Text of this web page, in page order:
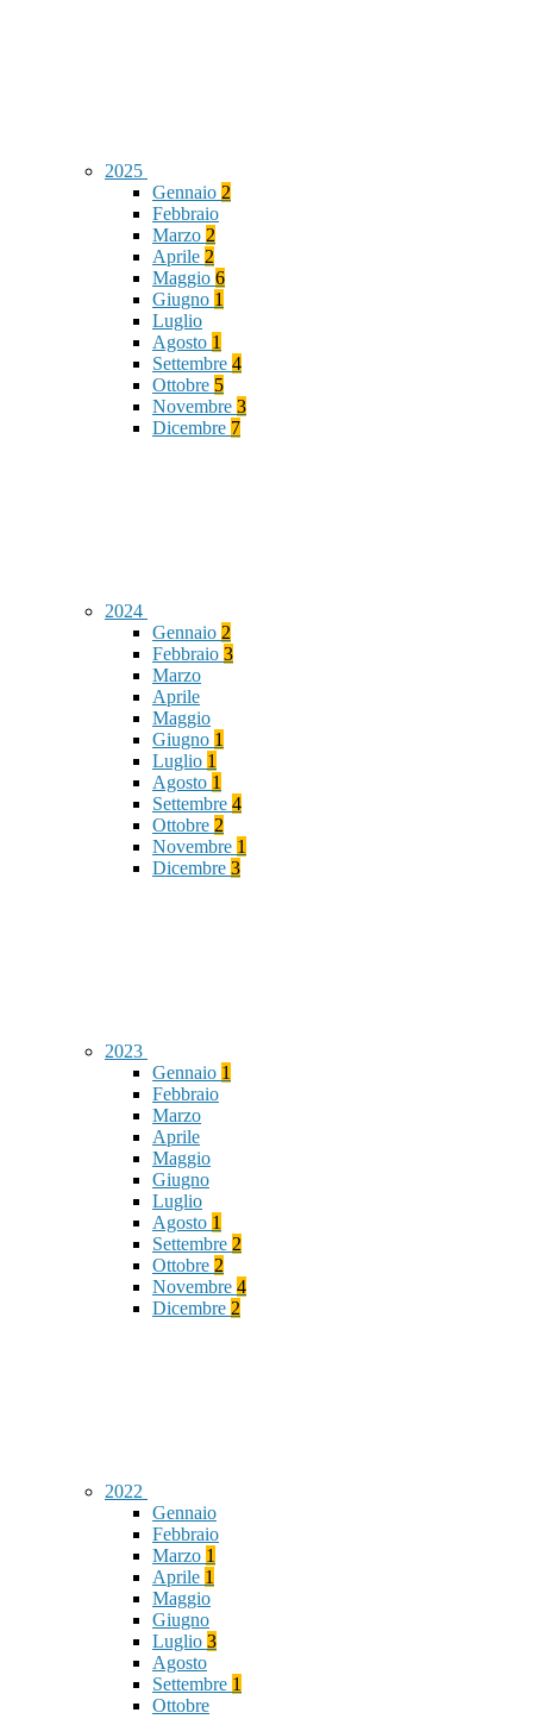
2025
Gennaio 2
Febbraio
Marzo 2
Aprile 2
Maggio 6
Giugno 1
Luglio
Agosto 1
Settembre 4
Ottobre 5
Novembre 3
Dicembre 7
2024
Gennaio 2
Febbraio 3
Marzo
Aprile
Maggio
Giugno 1
Luglio 1
Agosto 1
Settembre 4
Ottobre 2
Novembre 1
Dicembre 3
2023
Gennaio 1
Febbraio
Marzo
Aprile
Maggio
Giugno
Luglio
Agosto 1
Settembre 2
Ottobre 2
Novembre 4
Dicembre 2
2022
Gennaio
Febbraio
Marzo 1
Aprile 1
Maggio
Giugno
Luglio 3
Agosto
Settembre 1
Ottobre